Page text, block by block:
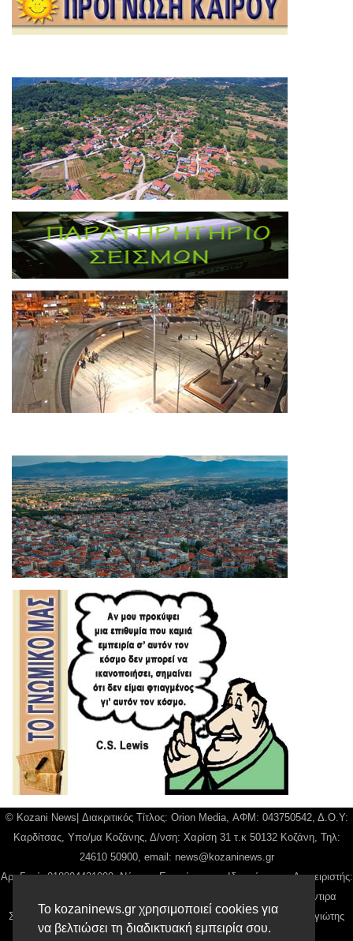
Το kozaninews.gr χρησιμοποιεί cookies για
να βελτιώσει τη διαδικτυακή εμπειρία σου.
© Kozani News| Διακριτικός Τίτλος: Orion Media, ΑΦΜ: 043750542, Δ.Ο.Υ:
Καρδίτσας, Υπο/μα Κοζάνης, Δ/νση: Χαρίση 31 τ.κ 50132 Κοζάνη, Τηλ:
24610 50900, email: news@kozaninews.gr
Αρ. Γεμή: 018804431000, Νόμιμος Εκπρόσωπος, Ιδιοκτήτης και Διαχειριστής:
Παναγιώτης Φιλίππου, Διευθύντρια: Γιαννουσά Βασιλική, Διευθύντιρα
Σύνταξης: Μπαλαμπάνη Βασιλική. Δικαιούχος domain name Παναγιώτης
Φιλίππου